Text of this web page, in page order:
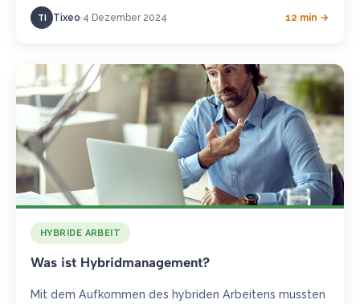
TI Tixeo 4 Dezember 2024 12 min →
HYBRIDE ARBEIT
Was ist Hybridmanagement?
Mit dem Aufkommen des hybriden Arbeitens mussten